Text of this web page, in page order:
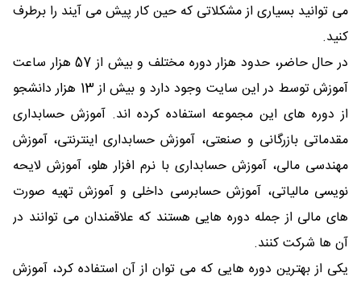
می توانید بسیاری از مشکلاتی که حین کار پیش می آیند را برطرف
کنید.
در حال حاضر، حدود هزار دوره مختلف و بیش از 57 هزار ساعت
آموزش توسط در این سایت وجود دارد و بیش از 13 هزار دانشجو
از دوره های این مجموعه استفاده کرده اند. آموزش حسابداری
مقدماتی بازرگانی و صنعتی، آموزش حسابداری اینترنتی، آموزش
مهندسی مالی، آموزش حسابداری با نرم افزار هلو، آموزش لایحه
نویسی مالیاتی، آموزش حسابرسی داخلی و آموزش تهیه صورت
های مالی از جمله دوره هایی هستند که علاقمندان می توانند در
آن ها شرکت کنند.
یکی از بهترین دوره هایی که می توان از آن استفاده کرد، آموزش